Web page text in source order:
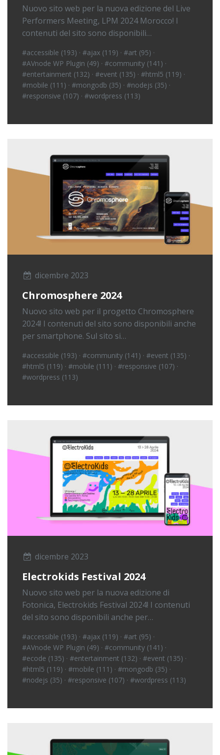
Nuovo sito web per la nuova edizione del Live
Performers Meeting, LPM 2024 Morocco! I
contenuti del sito sono disponibili…
#accessible (193) · #ajax (119) · #art (95) ·
#AVnode WP Plugin (49) · #community (141) ·
#entertainment (132) · #event (135) · #html5 (119) ·
#mobile (111) · #mongodb (35) · #nodejs (35) ·
#responsive (107) · #wordpress (113)
dicembre 2023
Chromosphere 2024
Nuovo sito web per il progetto Chromosphere
2024! I contenuti del sito sono disponibili anche
per smartphone. Sul sito si…
#accessible (193) · #community (141) · #event (135) ·
#html5 (119) · #mobile (111) · #responsive (107) ·
#wordpress (113)
dicembre 2023
Electrokids Festival 2024
Nuovo sito web per la nuova edizione di
Fotonica, Electrokids Festival 2024! I contenuti
del sito sono disponibili anche per…
#accessible (193) · #ajax (119) · #art (95) ·
#AVnode WP Plugin (49) · #community (141) ·
#ecode (135) · #entertainment (132) · #event (135) ·
#html5 (119) · #mobile (111) · #mongodb (35) ·
#nodejs (35) · #responsive (107) · #wordpress (113)